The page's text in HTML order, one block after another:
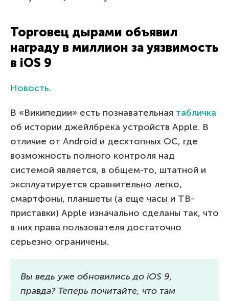
Торговец дырами объявил
награду в миллион за уязвимость
в iOS 9
Новость.
В «Википедии» есть познавательная табличка
об истории джейлбрека устройств Apple. В
отличие от Android и десктопных ОС, где
возможность полного контроля над
системой является, в общем-то, штатной и
эксплуатируется сравнительно легко,
смартфоны, планшеты (а еще часы и ТВ-
приставки) Apple изначально сделаны так, что
в них права пользователя достаточно
серьезно ограничены.
Вы ведь уже обновились до iOS 9,
правда? Теперь почитайте, что там